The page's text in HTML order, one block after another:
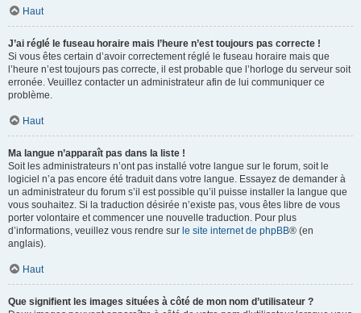
Haut
J’ai réglé le fuseau horaire mais l’heure n’est toujours pas correcte !
Si vous êtes certain d’avoir correctement réglé le fuseau horaire mais que
l’heure n’est toujours pas correcte, il est probable que l’horloge du serveur soit
erronée. Veuillez contacter un administrateur afin de lui communiquer ce
problème.
Haut
Ma langue n’apparaît pas dans la liste !
Soit les administrateurs n’ont pas installé votre langue sur le forum, soit le
logiciel n’a pas encore été traduit dans votre langue. Essayez de demander à
un administrateur du forum s’il est possible qu’il puisse installer la langue que
vous souhaitez. Si la traduction désirée n’existe pas, vous êtes libre de vous
porter volontaire et commencer une nouvelle traduction. Pour plus
d’informations, veuillez vous rendre sur le site internet de phpBB® (en
anglais).
Haut
Que signifient les images situées à côté de mon nom d’utilisateur ?